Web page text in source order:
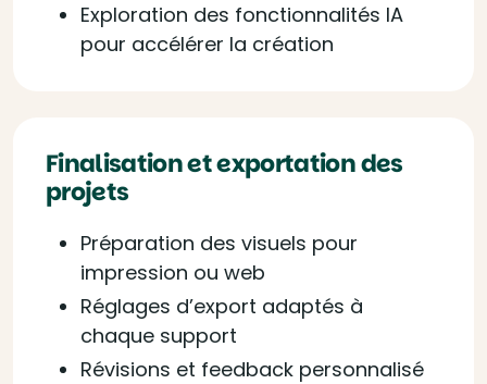
Exploration des fonctionnalités IA
pour accélérer la création
Finalisation et exportation des
projets
Préparation des visuels pour
impression ou web
Réglages d’export adaptés à
chaque support
Révisions et feedback personnalisé